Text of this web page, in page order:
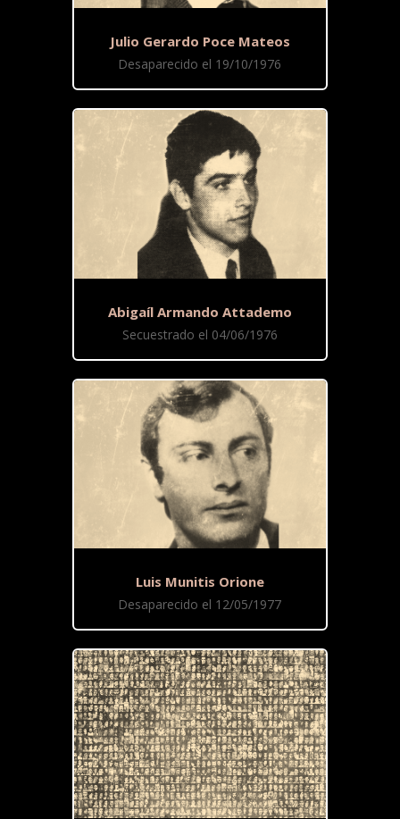
Julio Gerardo Poce Mateos
Desaparecido el 19/10/1976
Abigaíl Armando Attademo
Secuestrado el 04/06/1976
Luis Munitis Orione
Desaparecido el 12/05/1977